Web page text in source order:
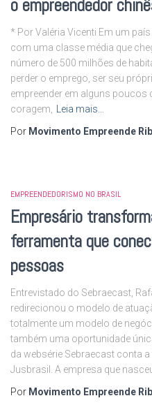
o empreendedor
* Por Valéria Vicenti Em um
com uma classe média que
número de 500 milhões de
perder o emprego, ser seu
empreender em alguns
coragem,
Leia mais…
Por Movimento Empreende
EMPREENDEDORISMO NO BRASIL
Empresário
ferramenta que
pessoas
Entrevistado do Sebraecast,
redirecionou o modelo de
totalmente um modelo de
também uma oportunidade
da websérie Sebraecast conta
Jusbrasil. A empresa que
Por Movimento Empreende